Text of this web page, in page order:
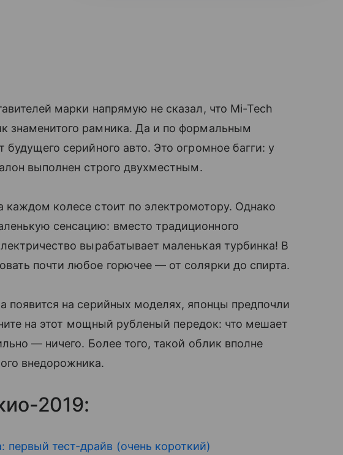
марки напрямую не сказал, что Mi-Tech
знаменитого рамника. Да и по формальным
будущего серийного авто. Это огромное багги: у
выполнен строго двухместным.
колесе стоит по электромотору. Однако
сенсацию: вместо традиционного
вырабатывает маленькая турбинка! В
почти любое горючее — от солярки до спирта.
появится на серийных моделях, японцы предпочли
на этот мощный рубленый передок: что мешает
— ничего. Более того, такой облик вполне
внедорожника.
2019:
тест-драйв (очень короткий)